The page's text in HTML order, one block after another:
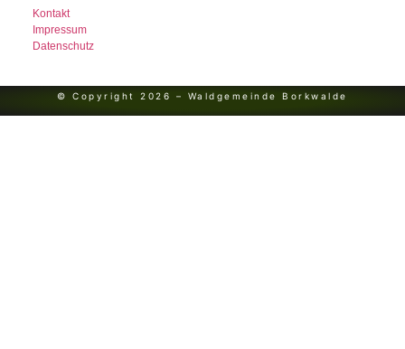
Kontakt
Impressum
Datenschutz
© Copyright 2026 – Waldgemeinde Borkwalde